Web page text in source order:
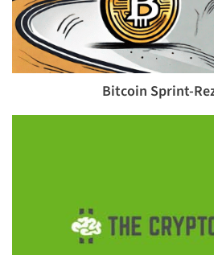
Bitcoin Sprint-